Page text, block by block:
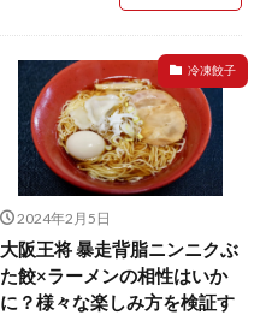
冷凍餃子
2024年2月5日
大阪王将 暴走背脂ニンニクぶ
た餃×ラーメンの相性はいか
に？様々な楽しみ方を検証す